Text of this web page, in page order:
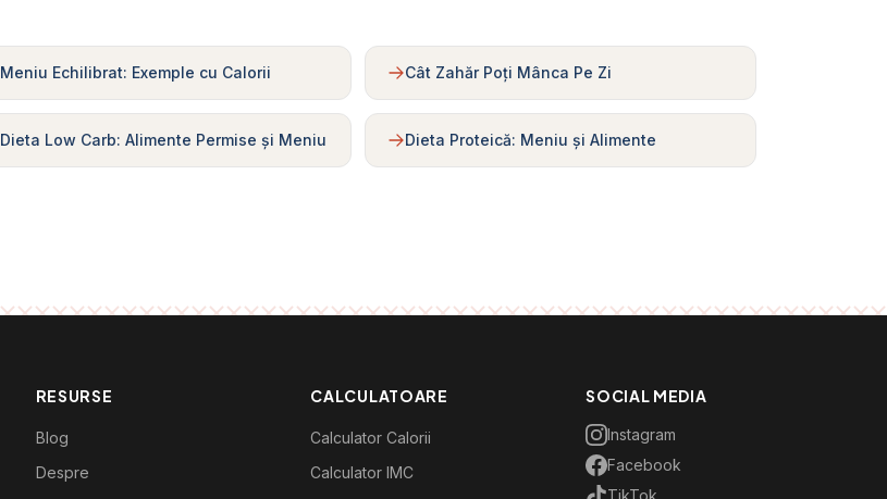
Meniu Echilibrat: Exemple cu Calorii Cât Zahăr Poți Mânca Pe Zi
Dieta Low Carb: Alimente Permise și Meniu Dieta Proteică: Meniu și Alimente
RESURSE
Blog
Despre
CALCULATOARE
Calculator Calorii
Calculator IMC
SOCIAL MEDIA
Instagram
Facebook
TikTok